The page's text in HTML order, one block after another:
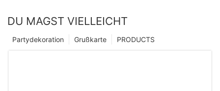
DU MAGST VIELLEICHT
PRODUCTS
Grußkarte
Partydekoration